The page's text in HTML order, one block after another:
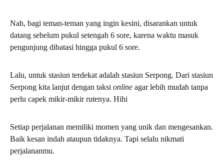
Nah, bagi teman-teman yang ingin kesini, disarankan untuk
datang sebelum pukul setengah 6 sore, karena waktu masuk
pengunjung dibatasi hingga pukul 6 sore.
Lalu, untuk stasiun terdekat adalah stasiun Serpong. Dari stasiun
Serpong kita lanjut dengan taksi online agar lebih mudah tanpa
perlu capek mikir-mikir rutenya. Hihi
Setiap perjalanan memiliki momen yang unik dan mengesankan.
Baik kesan indah ataupun tidaknya. Tapi selalu nikmati
perjalananmu.